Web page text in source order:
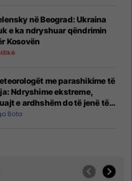
në Beograd: Ukraina
e ka ndryshuar qëndrimin
Kosovën
me parashikime të
Ndryshime ekstreme,
e ardhshëm do të jenë të
Bota